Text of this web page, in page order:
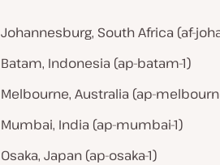
Johannesburg, South Africa (af-
Batam, Indonesia (ap-batam-1)
Melbourne, Australia (ap-
Mumbai, India (ap-mumbai-1)
Osaka, Japan (ap-osaka-1)